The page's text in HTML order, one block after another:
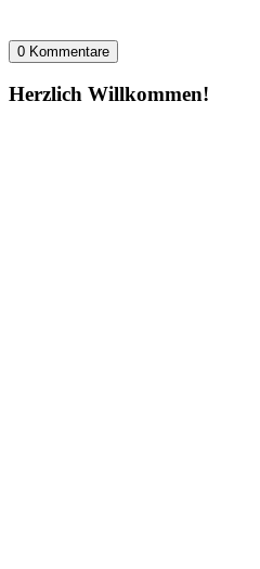
0 Kommentare
Herzlich Willkommen!